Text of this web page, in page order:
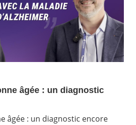
âgée : un diagnostic
âgée : un diagnostic encore